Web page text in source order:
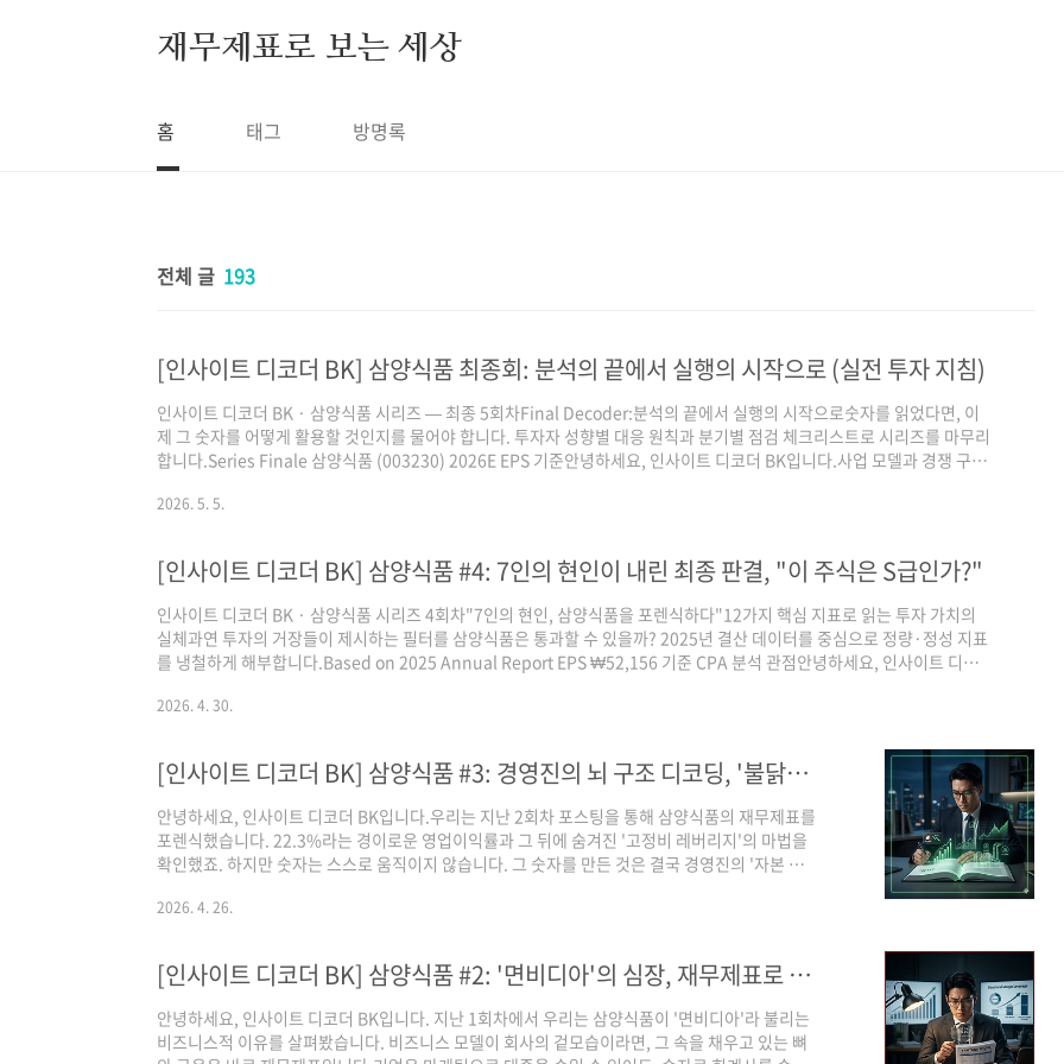
재무제표로 보는 세상
홈 태그 방명록
전체 글 193
[인사이트 디코더 BK] 삼양식품 최종회: 분석의 끝에서 실행의 시작으로 (실전 투자 지침)
인사이트 디코더 BK · 삼양식품 시리즈 — 최종 5회차Final Decoder:분석의 끝에서 실행의 시작으로숫자를 읽었다면, 이
제 그 숫자를 어떻게 활용할 것인지를 물어야 합니다. 투자자 성향별 대응 원칙과 분기별 점검 체크리스트로 시리즈를 마무리
합니다.Series Finale 삼양식품 (003230) 2026E EPS 기준안녕하세요, 인사이트 디코더 BK입니다.사업 모델과 경쟁 구조
(4회차)까지 — 총 4회에 걸쳐 삼양식품을 다양한 각도에서 살펴보았습니다. 이제 마지막 질문에 답할 차례입니다."분석이
2026. 5. 5.
[인사이트 디코더 BK] 삼양식품 #4: 7인의 현인이 내린 최종 판결, "이 주식은 S급인가?"
인사이트 디코더 BK · 삼양식품 시리즈 4회차"7인의 현인, 삼양식품을 포렌식하다"12가지 핵심 지표로 읽는 투자 가치의
실체과연 투자의 거장들이 제시하는 필터를 삼양식품은 통과할 수 있을까? 2025년 결산 데이터를 중심으로 정량·정성 지표
를 냉철하게 해부합니다.Based on 2025 Annual Report EPS ₩52,156 기준 CPA 분석 관점안녕하세요, 인사이트 디코
개별 데이터를 나열하는 것만으로는 기업의 '투자 가치'라는 복잡한 질문에 온전히 답하기 어렵습니다. 그래서 이번 회차에
2026. 4. 30.
[인사이트 디코더 BK] 삼양식품 #3: 경영진의 뇌 구조 디코딩, '불닭' 그 너머의 해자
안녕하세요, 인사이트 디코더 BK입니다.우리는 지난 2회차 포스팅을 통해 삼양식품의 재무제표를
포렌식했습니다. 22.3%라는 경이로운 영업이익률과 그 뒤에 숨겨진 '고정비 레버리지'의 마법을
확인했죠. 하지만 숫자는 스스로 움직이지 않습니다. 그 숫자를 만든 것은 결국 경영진의 '자본 배
및 분석(MD&A)]을 샅샅이 뜯어보겠습니다. 경영진이 법적 책임을 지고 작성한 이 텍스트들 사이
들이 스스로 인정하는 아킬레스건은 무엇인지 파헤쳐 보겠습니다."이사의 경영진단 및 분석 디코
딩: 경영진이 고백하는 숫자의 이면"화려한..
2026. 4. 26.
[인사이트 디코더 BK] 삼양식품 #2: '면비디아'의 심장, 재무제표로 본 22% 마진의 실체
안녕하세요, 인사이트 디코더 BK입니다. 지난 1회차에서 우리는 삼양식품이 '면비디아'라 불리는
비즈니스적 이유를 살펴봤습니다. 비즈니스 모델이 회사의 겉모습이라면, 그 속을 채우고 있는 뼈